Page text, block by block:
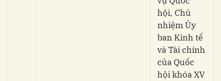
hội, Chủ
nhiệm Ủy
ban Kinh tế
và Tài chính
của Quốc
hội khóa XV